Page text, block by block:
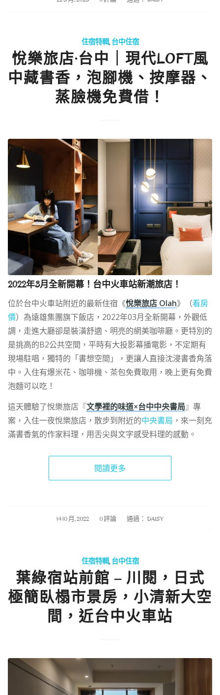
住宿特輯,台中住宿
悅樂旅店·台中｜現代LOFT風
中藏書香，泡腳機、按摩器、
蒸臉機免費借！
2022年3月全新開幕！台中火車站新潮旅店！
位於台中火車站附近的最新住宿《悅樂旅店 Olah》（看房
價）為遠雄集團旗下飯店，2022年03月全新開幕，外觀低
調，走進大廳卻是裝潢舒適、明亮的網美咖啡廳。更特別的
是挑高的B2公共空間，平時有大投影幕播電影，不定期有
現場駐唱，獨特的「書想空間」，更讓人直接沈浸書香角落
中。入住有爆米花、咖啡機、茶包免費取用，晚上更有免費
泡麵可以吃！
這天體驗了悅樂旅店『文學裡的味道×台中中央書局』專
案，入住一夜悅樂旅店，散步到附近的中央書局 ，來一刻充
滿書香氣的作家料理，用舌尖與文字感受料理的感動。
閱讀更多
14 10 月, 2022
/ 0 評論 通過： DAISY
住宿特輯,台中住宿
葉綠宿站前館 – 川閱，日式
極簡臥榻市景房，小清新大空
間，近台中火車站